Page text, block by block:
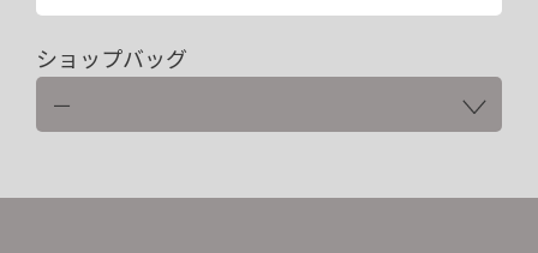
ショップバッグ